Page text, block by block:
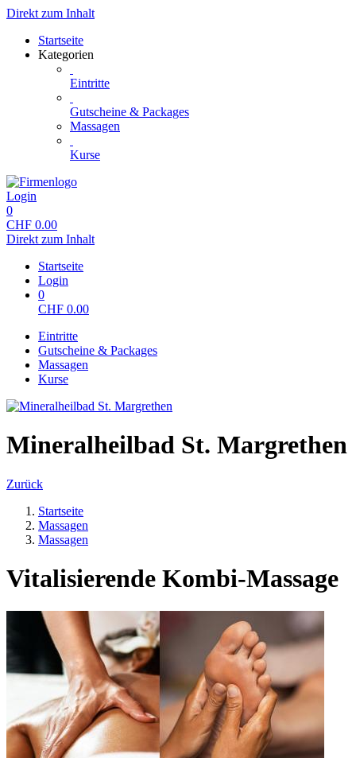
Direkt zum Inhalt
Startseite
Kategorien
Eintritte
Gutscheine & Packages
Massagen
Kurse
Login
0
CHF 0.00
Direkt zum Inhalt
Startseite
Login
0
CHF 0.00
Eintritte
Gutscheine & Packages
Massagen
Kurse
Mineralheilbad St. Margrethen
Zurück
Startseite
Massagen
Massagen
Vitalisierende Kombi-Massage